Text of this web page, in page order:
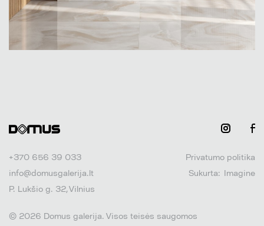
+370 656 39 033
info@domusgalerija.lt
P. Lukšio g. 32, Vilnius
Privatumo politika
Sukurta: Imagine
© 2026 Domus galerija. Visos teisės saugomos